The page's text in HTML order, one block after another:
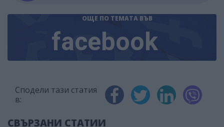
ОЩЕ ПО ТЕМАТА ВЪВ
facebook
Сподели тази статия
в:
СВЪРЗАНИ СТАТИИ